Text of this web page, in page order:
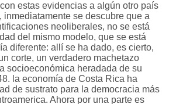
estas evidencias a algún otro país
inmediatamente se descubre que a
neoliberales, no se está
del mismo modelo, que se está
diferente: allí se ha dado, es cierto,
corte, un verdadero machetazo
socioeconómica heradada de su
la economía de Costa Rica ha
de sustrato para la democracia más
Ahora por una parte es